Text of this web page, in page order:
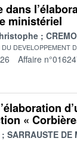
ministériel
DEVELOPPEMENT
Affaire
«
SARRAUSTE DE